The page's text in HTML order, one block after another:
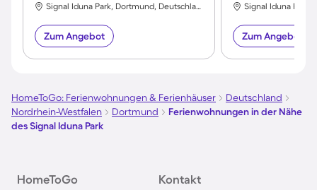
Signal Iduna Park, Dortmund, Deutschland
Zum Angebot Zum Angebot
HomeToGo: Ferienwohnungen & Ferienhäuser
Deutschland
Nordrhein-Westfalen
Dortmund
Ferienwohnungen in der Nähe
des Signal Iduna Park
HomeToGo Kontakt